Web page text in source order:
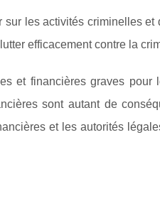
les activités criminelles
efficacement contre la
et financières graves pour
sont autant de
et les autorités